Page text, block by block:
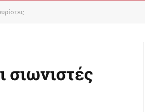
σιωνιστές